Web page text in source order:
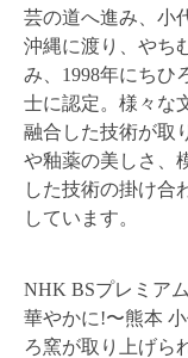
芸の道へ進み、小
沖縄に渡り、やち
み、1998年にちひ
士に認定。様々な
融合した技術が取
や釉薬の美しさ、
した技術の掛け合
しています。
NHK BSプレミア
華やかに!〜熊本
ろ窯が取り上げら